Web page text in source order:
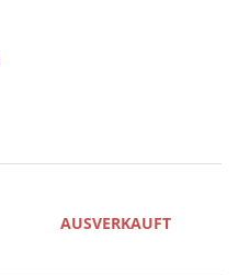
AUSVERKAUFT